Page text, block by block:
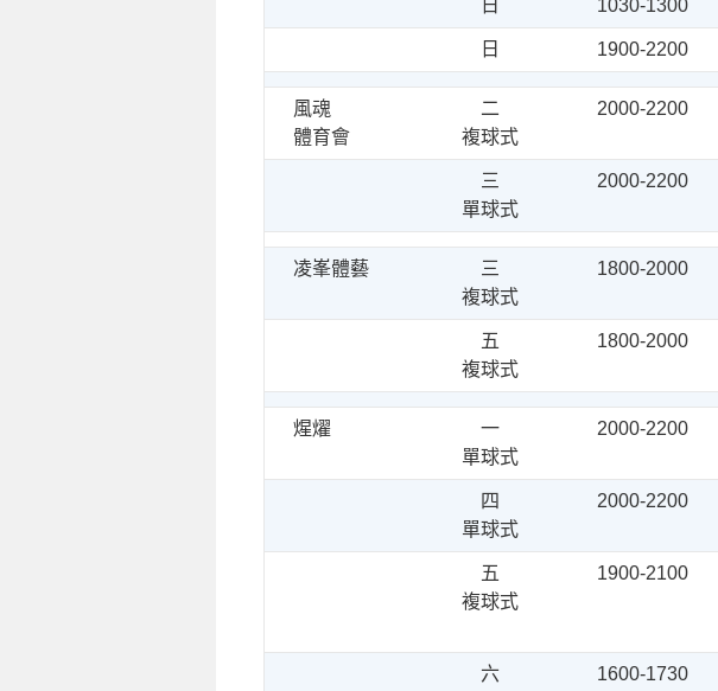
日 1030-1300
日 1900-2200
風魂
體育會
二
複球式
2000-2200
三
單球式
2000-2200
凌峯體藝
三
複球式
1800-2000
五
複球式
1800-2000
煋燿
一
單球式
2000-2200
四
單球式
2000-2200
五
複球式
1900-2100
六
1600-1730